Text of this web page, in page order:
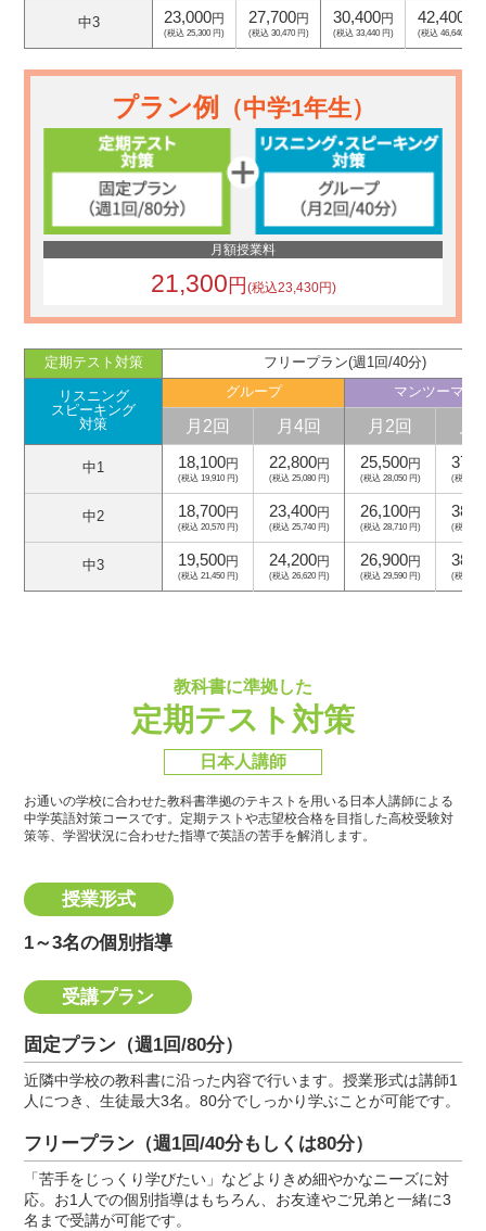
中3 23,000円
(税込 25,300 円)
27,700円
(税込 30,470 円)
30,400円
(税込 33,440 円)
42,400
(税込 46,640 円)
プラン例 （中学1年生）
月額授業料
21,300円(税込23,430円)
定期テスト対策 フリープラン(週1回/40分)
リスニング
スピーキング
対策
グループ マンツーマン
月2回 月4回 月2回
中1 18,100円
(税込 19,910 円)
22,800円
(税込 25,080 円)
25,500円
(税込 28,050 円) (税込
中2 18,700円
(税込 20,570 円)
23,400円
(税込 25,740 円)
26,100円
(税込 28,710 円) (税込
中3 19,500円
(税込 21,450 円)
24,200円
(税込 26,620 円)
26,900円
(税込 29,590 円) (税込
教科書に準拠した
定期テスト対策
日本人講師
お通いの学校に合わせた教科書準拠のテキストを用いる日本人講師による
中学英語対策コースです。 定期テストや志望校合格を目指した高校受験対
策等、学習状況に合わせた指導で英語の苦手を解消します。
授業形式
1～3名の個別指導
受講プラン
固定プラン（週1回/80分）
近隣中学校の教科書に沿った内容で行います。授業形式は講師1
人につき、生徒最大3名。80分でしっかり学ぶことが可能です。
フリープラン（週1回/40分もしくは80分）
「苦手をじっくり学びたい」などよりきめ細やかなニーズに対
応。お1人での個別指導はもちろん、お友達やご兄弟と一緒に3
名まで受講が可能です。